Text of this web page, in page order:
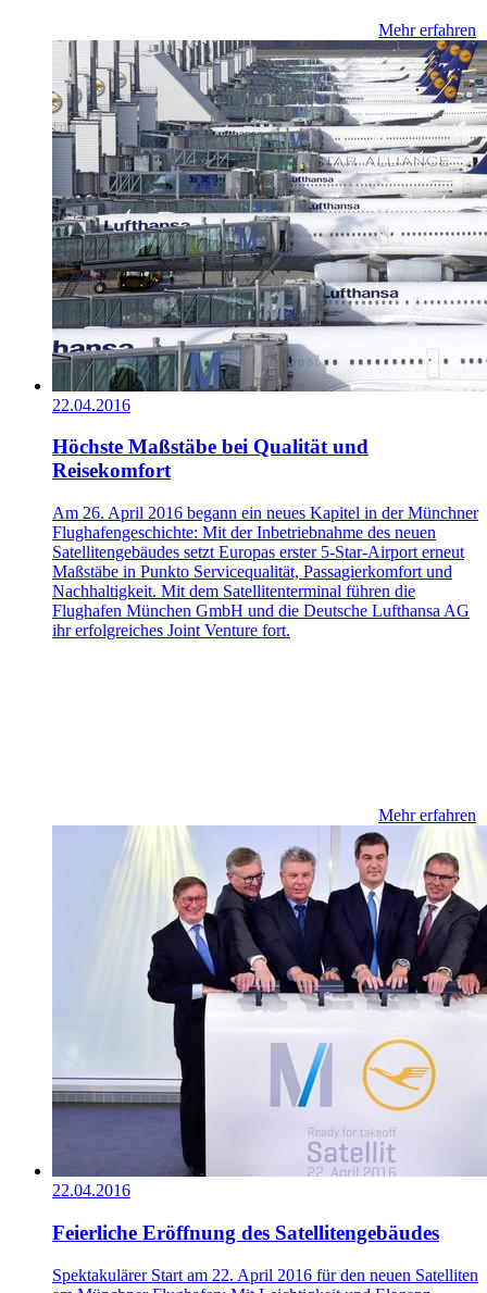
Mehr erfahren
22.04.2016
Höchste Maßstäbe bei Qualität und
Reisekomfort
Am 26. April 2016 begann ein neues Kapitel in der Münchner
Flughafengeschichte: Mit der Inbetriebnahme des neuen
Satellitengebäudes setzt Europas erster 5-Star-Airport erneut
Maßstäbe in Punkto Servicequalität, Passagierkomfort und
Nachhaltigkeit. Mit dem Satellitenterminal führen die
Flughafen München GmbH und die Deutsche Lufthansa AG
ihr erfolgreiches Joint Venture fort.
Mehr erfahren
22.04.2016
Feierliche Eröffnung des Satellitengebäudes
Spektakulärer Start am 22. April 2016 für den neuen Satelliten